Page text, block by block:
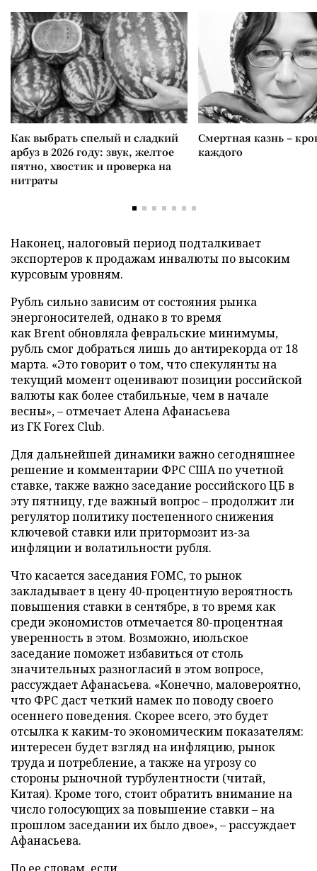
Как выбрать спелый и сладкий
арбуз в 2026 году: звук, желтое
пятно, хвостик и проверка на
нитраты
Смертная казнь –
каждого
Наконец, налоговый период подталкивает
экспортеров к продажам инвалюты по высоким
курсовым уровням.
Рубль сильно зависим от состояния рынка
энергоносителей, однако в то время
как Brent обновляла февральские минимумы,
рубль смог добраться лишь до антирекорда от 18
марта. «Это говорит о том, что спекулянты на
текущий момент оценивают позиции российской
валюты как более стабильные, чем в начале
весны», – отмечает Алена Афанасьева
из ГК Forex Club.
Для дальнейшей динамики важно сегодняшнее
решение и комментарии ФРС США по учетной
ставке, также важно заседание российского ЦБ в
эту пятницу, где важный вопрос – продолжит ли
регулятор политику постепенного снижения
ключевой ставки или притормозит из-за
инфляции и волатильности рубля.
Что касается заседания FOMC, то рынок
закладывает в цену 40-процентную вероятность
повышения ставки в сентябре, в то время как
среди экономистов отмечается 80-процентная
уверенность в этом. Возможно, июльское
заседание поможет избавиться от столь
значительных разногласий в этом вопросе,
рассуждает Афанасьева. «Конечно, маловероятно,
что ФРС даст четкий намек по поводу своего
осеннего поведения. Скорее всего, это будет
отсылка к каким-то экономическим показателям:
интересен будет взгляд на инфляцию, рынок
труда и потребление, а также на угрозу со
стороны рыночной турбулентности (читай,
Китая). Кроме того, стоит обратить внимание на
число голосующих за повышение ставки – на
прошлом заседании их было двое», – рассуждает
Афанасьева.